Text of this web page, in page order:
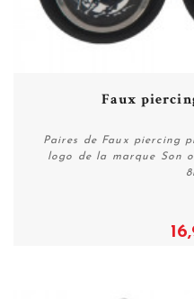
Faux
Paires de Faux piercing
logo de la marque Son